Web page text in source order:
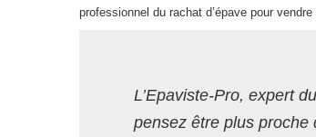
professionnel du rachat d’épave pour
L’Epaviste-Pro, expert
pensez être plus proche